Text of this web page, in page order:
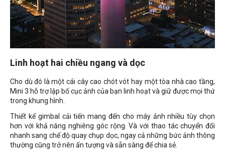
Linh hoạt hai chiều ngang và dọc
Cho dù đó là một cái cây cao chót vót hay một tòa nhà cao tầng,
Mini 3 hỗ trợ lập bố cục ảnh của bạn linh hoạt và giữ được mọi thứ
trong khung hình.
Thiết kế gimbal cải tiến mang đến cho máy ảnh nhiều tùy chọn
hơn với khả năng nghiêng góc rộng. Và với thao tác chuyển đổi
nhanh sang chế độ quay chụp dọc, ngay cả những bức ảnh thông
thường cũng trở nên ấn tượng và sẵn sàng để chia sẻ.